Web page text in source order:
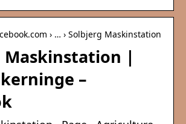
› … › Solbjerg Maskinstation
Maskinstation |
–